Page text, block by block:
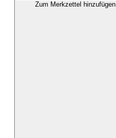
Zum Merkzettel hinzufügen